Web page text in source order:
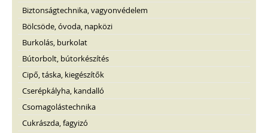
Biztonságtechnika, vagyonvédelem
Bölcsöde, óvoda, napközi
Burkolás, burkolat
Bútorbolt, bútorkészítés
Cipő, táska, kiegészítők
Cserépkályha, kandalló
Csomagolástechnika
Cukrászda, fagyizó